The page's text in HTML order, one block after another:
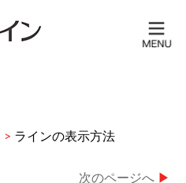
> ラインの表示方法
次のページへ ▶